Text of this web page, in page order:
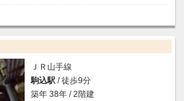
ＪＲ山手線
駒込駅 / 徒歩9分
築年 38年 / 2階建